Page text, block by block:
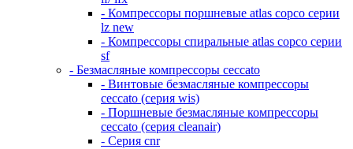
- Компрессоры поршневые atlas copco серии
lz new
- Компрессоры спиральные atlas copco серии
sf
- Безмасляные компрессоры ceccato
- Винтовые безмасляные компрессоры
ceccato (серия wis)
- Поршневые безмасляные компрессоры
ceccato (серия cleanair)
- Серия cnr